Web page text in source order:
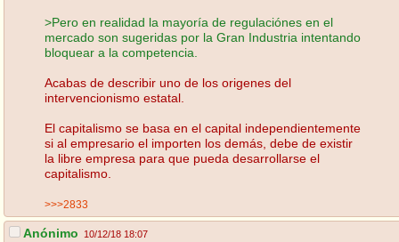
>Pero en realidad la mayoría de regulaciónes en el
mercado son sugeridas por la Gran Industria intentando
bloquear a la competencia.
Acabas de describir uno de los origenes del
intervencionismo estatal.
El capitalismo se basa en el capital independientemente
si al empresario el importen los demás, debe de existir
la libre empresa para que pueda desarrollarse el
capitalismo.
>>>2833
Anónimo 10/12/18 18:07